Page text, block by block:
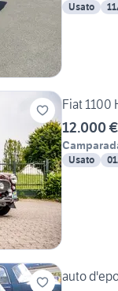
Usato
Fiat 1100
12.000 €
Usato
auto